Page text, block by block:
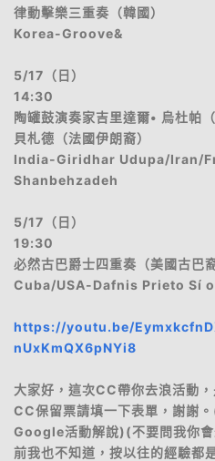
律動擊樂三重奏（韓國）
Korea-Groove&
5/17（日）
14:30
陶罐鼓演奏家吉里達爾• 烏杜帕
貝札德（法國伊朗裔）
India-Giridhar Udupa/Iran/
Shanbehzadeh
5/17（日）
19:30
必然古巴爵士四重奏（美國古巴裔
Cuba/USA-Dafnis Prieto Sí
https://youtu.be/
nUxKmQX6pNYi8
大家好，這次CC帶你去浪活動
CC保留票請填一下表單，謝謝
Google活動解說)(不要問我你會
前我也不知道，按以往的經驗都